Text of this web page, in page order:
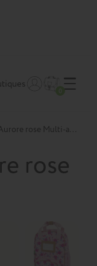
rose Multi-activités
rose